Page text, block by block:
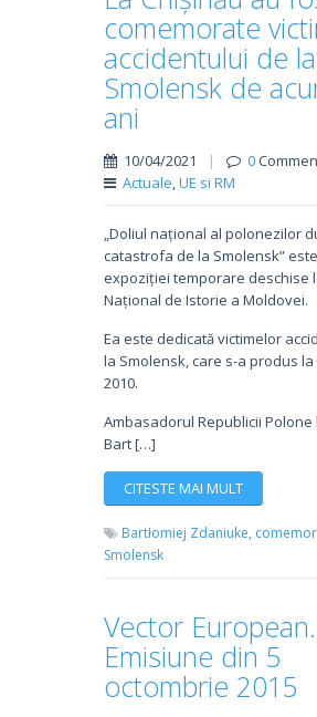
comemorate
accidentului de la
Smolensk de
ani
10/04/2021 | 0
Actuale,UE si RM
„Doliul național al polonezilor
catastrofa de la Smolensk”
expoziției temporare deschise
Național de Istorie a Moldovei.
Ea este dedicată victimelor
la Smolensk, care s-a produs la
2010.
Ambasadorul Republicii Polone
Bart […]
CITESTE MAI MULT
Bartłomiej Zdaniuke,
Smolensk
Vector European.
Emisiune din 5
octombrie 2015